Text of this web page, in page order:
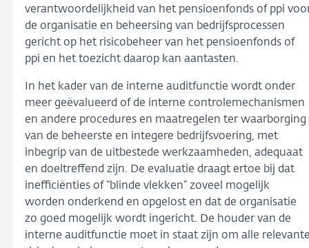
verantwoordelijkheid van het pensioenfonds of ppi
de organisatie en beheersing van bedrijfsprocessen
gericht op het risicobeheer van het pensioenfonds of
ppi en het toezicht daarop kan aantasten.
In het kader van de interne auditfunctie wordt onder
meer geëvalueerd of de interne controlemechanismen
en andere procedures en maatregelen ter waarborging
van de beheerste en integere bedrijfsvoering, met
inbegrip van de uitbestede werkzaamheden, adequaat
en doeltreffend zijn. De evaluatie draagt ertoe bij dat
inefficiënties of “blinde vlekken” zoveel mogelijk
worden onderkend en opgelost en dat de organisatie
zo goed mogelijk wordt ingericht. De houder van de
interne auditfunctie moet in staat zijn om alle